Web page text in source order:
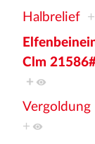
Halbrelief +
Clm
+
Vergoldung
+